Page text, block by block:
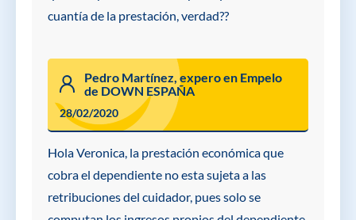
cuantía de la prestación, verdad??
Pedro Martínez, expero en Empelo
de DOWN ESPAÑA
28/02/2020
Hola Veronica, la prestación económica que
cobra el dependiente no esta sujeta a las
retribuciones del cuidador, pues solo se